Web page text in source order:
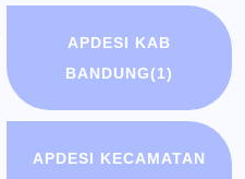
APDESI KAB
BANDUNG(1)
APDESI KECAMATAN